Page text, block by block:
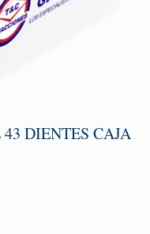
DIENTES CAJA